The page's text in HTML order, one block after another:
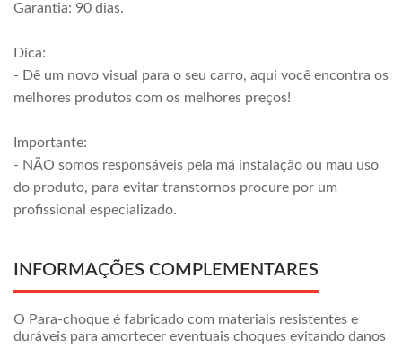
Garantia: 90 dias.
Dica:
- Dê um novo visual para o seu carro, aqui você encontra os
melhores produtos com os melhores preços!
Importante:
- NÃO somos responsáveis pela má instalação ou mau uso
do produto, para evitar transtornos procure por um
profissional especializado.
INFORMAÇÕES COMPLEMENTARES
O Para-choque é fabricado com materiais resistentes e
duráveis para amortecer eventuais choques evitando danos